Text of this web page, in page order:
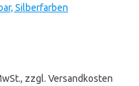
Silberfarben
zzgl. Versandkosten